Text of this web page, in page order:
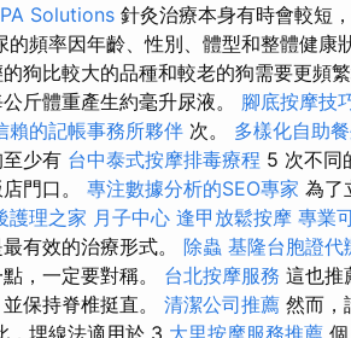
Solutions 針灸治療本身有時會較短
的頻率因年齡、性別、體型和整體健康
狗比較大的品種和較老的狗需要更頻
斤體重產生約毫升尿液。 腳底按摩技
賴的記帳事務所夥伴 次。 多樣化自助
少有 台中泰式按摩排毒療程 5 次不同
門口。 專注數據分析的SEO專家 為了
護理之家 月子中心 逢甲放鬆按摩 專業
有效的治療形式。 除蟲 基隆台胞證代
，一定要對稱。 台北按摩服務 這也推
保持脊椎挺直。 清潔公司推薦 然而，
，埋線法適用於 3 大里按摩服務推薦